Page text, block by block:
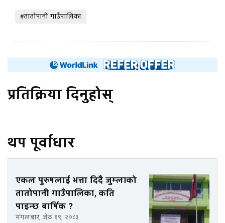
#ताताेपानी गाउँपालिका
प्रतिक्रिया दिनुहोस्
थप पूर्वाधार
एकल पुरुषलाई भत्ता दिदै जुम्लाको
तातोपानी गाउँपालिका, कति
पाइन्छ बार्षिक ?
मंगलबार, जेठ १९, २०८३